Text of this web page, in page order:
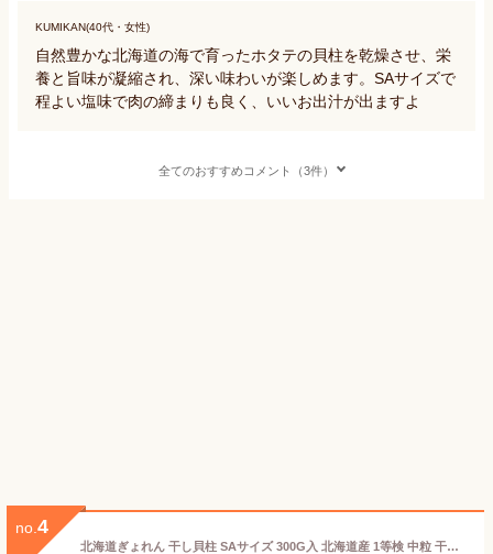
KUMIKAN(40代・女性)
自然豊かな北海道の海で育ったホタテの貝柱を乾燥させ、栄
養と旨味が凝縮され、深い味わいが楽しめます。SAサイズで
程よい塩味で肉の締まりも良く、いいお出汁が出ますよ
全てのおすすめコメント（3件）
no. 4
北海道ぎょれん 干し貝柱 SAサイズ 300G入 北海道産 1等検 中粒 干しホタテ貝柱 干し帆立 乾燥 ホタテ貝柱 乾燥ホタテ 帆立貝柱 ほたて貝柱